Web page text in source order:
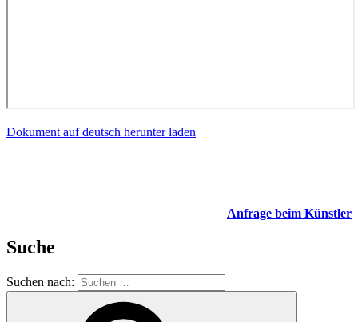
Dokument auf deutsch herunter laden
Anfrage beim Künstler
Suche
Suchen nach: